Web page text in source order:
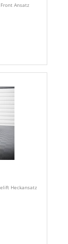
Ansatz
Heckansatz